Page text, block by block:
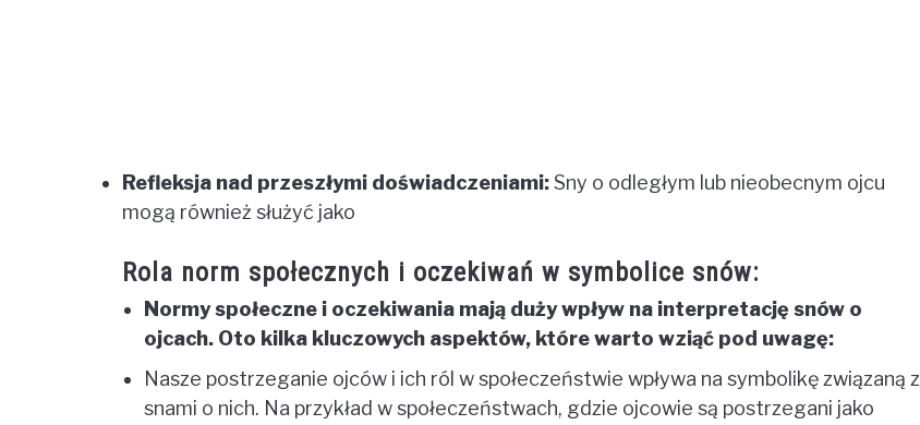
Refleksja nad przeszłymi doświadczeniami:Sny o odległym lub nieobecnym ojcu
mogą również służyć jako
Rola norm społecznych i oczekiwań w symbolice snów:
Normy społeczne i oczekiwania mają duży wpływ na interpretację snów o
ojcach. Oto kilka kluczowych aspektów, które warto wziąć pod uwagę:
Nasze postrzeganie ojców i ich ról w społeczeństwie wpływa na symbolikę związaną z
snami o nich. Na przykład w społeczeństwach, gdzie ojcowie są postrzegani jako